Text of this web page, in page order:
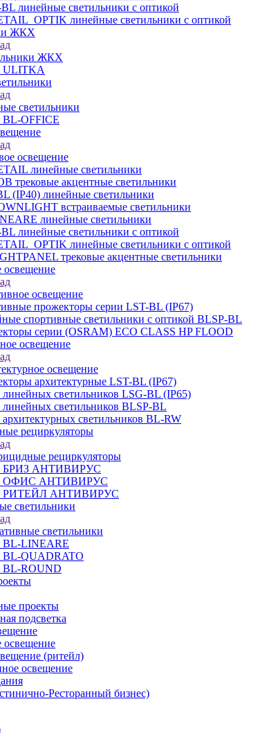
линейные светильники с оптикой
линейные светильники с оптикой
ЖКХ
ЖКХ
ULITKA
светильники
BL-OFFICE
освещение
линейные светильники
трековые акцентные светильники
(IP40) линейные светильники
встраиваемые светильники
линейные светильники
линейные светильники с оптикой
линейные светильники с оптикой
трековые акцентные светильники
освещение
освещение
прожекторы серии LST-BL (IP67)
спортивные светильники с оптикой BLSP-BL
серии (OSRAM) ECO CLASS HP FLOOD
освещение
освещение
архитектурные LST-BL (IP67)
линейных светильников LSG-BL (IP65)
линейных светильников BLSP-BL
светильников BL-RW
рециркуляторы
рециркуляторы
БРИЗ АНТИВИРУС
ОФИС АНТИВИРУС
РИТЕЙЛ АНТИВИРУС
светильники
светильники
BL-LINEARE
BL-QUADRATO
BL-ROUND
проекты
подсветка
освещение
(ритейл)
освещение
Ресторанный бизнес)